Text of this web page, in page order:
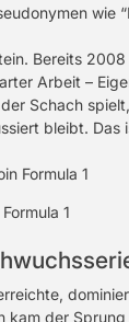
wie
Bereits
Arbeit –
Schach
bleibt. Das
1
kam der